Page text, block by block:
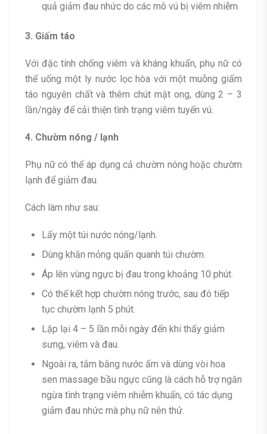
quả giảm đau nhức do các mô vú bị viêm nhiễm.
3. Giấm táo
Với đặc tính chống viêm và kháng khuẩn, phụ nữ có
thể uống một ly nước lọc hòa với một muỗng giấm
táo nguyên chất và thêm chút mật ong, dùng 2 – 3
lần/ngày để cải thiện tình trạng viêm tuyến vú.
4. Chườm nóng / lạnh
Phụ nữ có thể áp dụng cả chườm nóng hoặc chườm
lạnh để giảm đau.
Cách làm như sau:
Lấy một túi nước nóng/lạnh.
Dùng khăn mỏng quấn quanh túi chườm.
Áp lên vùng ngực bị đau trong khoảng 10 phút.
Có thể kết hợp chườm nóng trước, sau đó tiếp
tục chườm lạnh 5 phút.
Lặp lại 4 – 5 lần mỗi ngày đến khi thấy giảm
sưng, viêm và đau.
Ngoài ra, tắm bằng nước ấm và dùng vòi hoa
sen massage bầu ngực cũng là cách hỗ trợ ngăn
ngừa tình trạng viêm nhiễm khuẩn, có tác dụng
giảm đau nhức mà phụ nữ nên thử.